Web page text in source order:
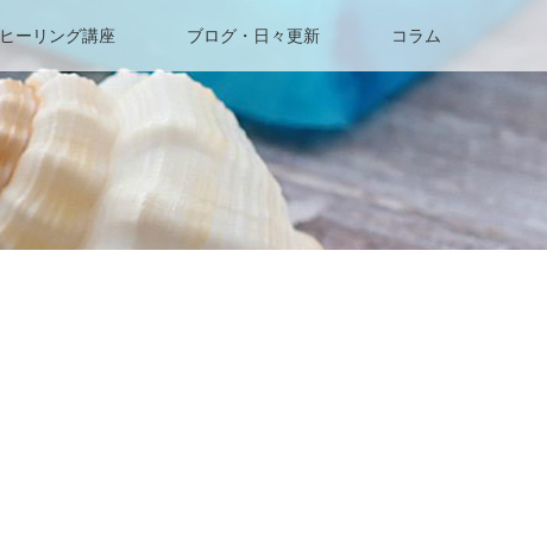
ヒーリング講座 ブログ・日々更新 コラム